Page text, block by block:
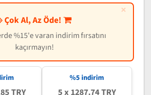
×
Çok Al, Az Öde!
%15'e varan indirim fırsatını
kaçırmayın!
TRY
%5 indirim
5 x 1287.74 TRY